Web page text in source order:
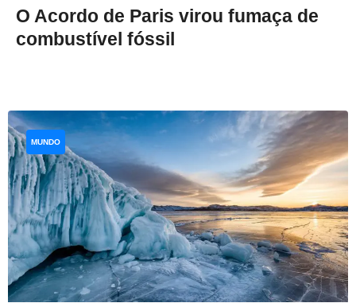
O Acordo de Paris virou fumaça de
combustível fóssil
MUNDO